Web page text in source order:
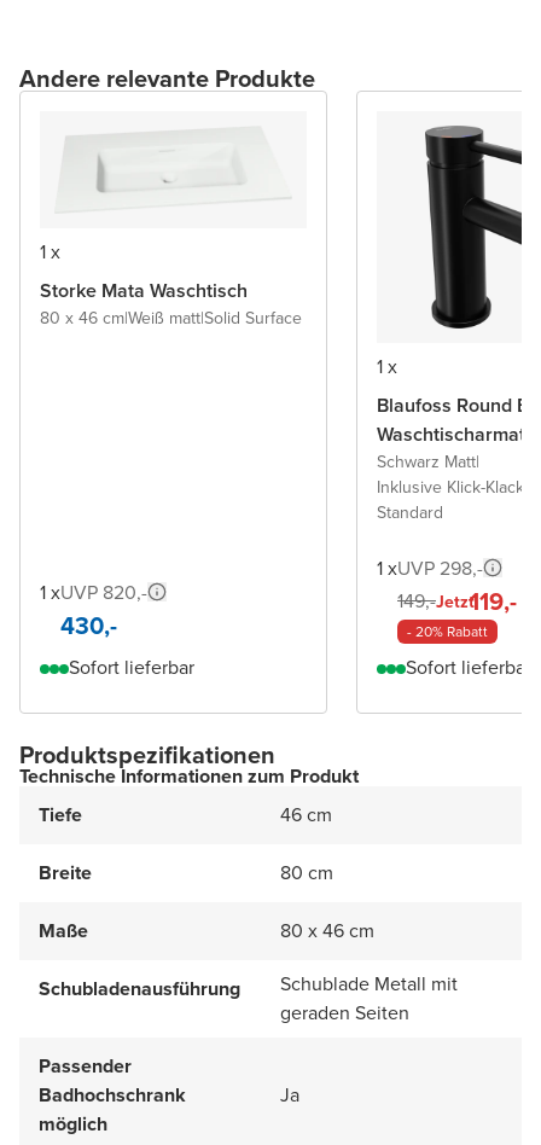
Andere relevante Produkte
1 x
Storke Mata Waschtisch
80 x 46 cm|Weiß matt|Solid Surface
1 xUVP 820,-
430,-
Sofort lieferbar
1 x
Blaufoss Round
Schwarz Matt|
Inklusive Klick-Klack
Standard
1 xUVP 298,-
149,-Jetzt119,-
- 20% Rabatt
Sofort lieferbar
Produktspezifikationen
Technische Informationen zum Produkt
Tiefe
46 cm
Breite 80 cm
Maße 80 x 46 cm
Schubladenausführung
Schublade Metall mit
geraden Seiten
Passender
Badhochschrank
möglich
Ja